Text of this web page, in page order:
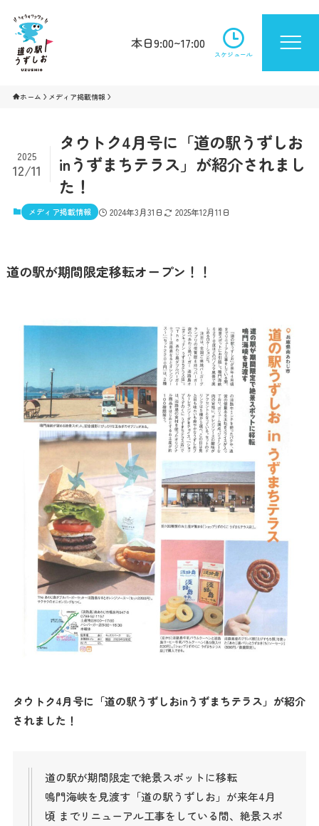
本日9:00~17:00
スケジュール
ホーム メディア掲載情報
タウトク4月号に「道の駅うずしお
inうずまちテラス」が紹介されまし
た！
2025
12/11
メディア掲載情報 2024年3月31日 2025年12月11日
道の駅が期間限定移転オープン！！
タウトク4月号に「道の駅うずしおinうずまちテラス」が紹介
されました！
道の駅が期間限定で絶景スポットに移転
鳴門海峡を見渡す「道の駅うずしお」が来年4月
頃 までリニューアル工事をしている間、絶景スポ